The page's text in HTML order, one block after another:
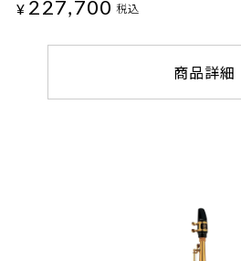
¥ 227,700 税込
商品詳細